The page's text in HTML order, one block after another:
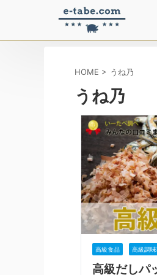
HOME > うね乃
うね乃
高級食品 高級調
高級だしパ